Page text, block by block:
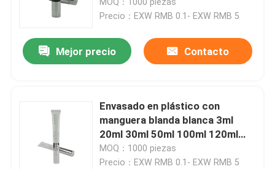
tapa
Precio：EXW RMB 0.1- EXW RMB 5
Mejor precio Contacto
Envasado en plástico con
manguera blanda blanca 3ml
20ml 30ml 50ml 100ml 120ml
150ml 200ml tubo cosmético
vacío en stock
MOQ：1000 piezas
Precio：EXW RMB 0.1- EXW RMB 5